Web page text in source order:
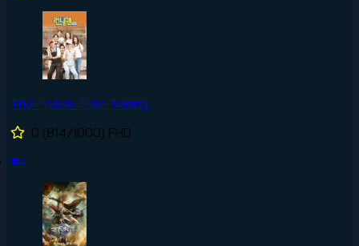
Thử Thách Thần Tượng
0 (814/1000) FHD
#4